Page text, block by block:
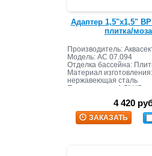
Адаптер 1,5"х1,5"
плитка/
Производитель:
Модель: АС 07.094
Отделка бассейна:
Материал изготовления:
нержавеющая сталь
Подключение: 1,5" НР
4 420
ЗАКАЗАТЬ